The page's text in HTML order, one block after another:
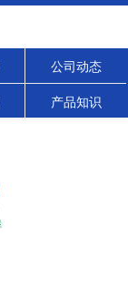
公司动态
产品知识